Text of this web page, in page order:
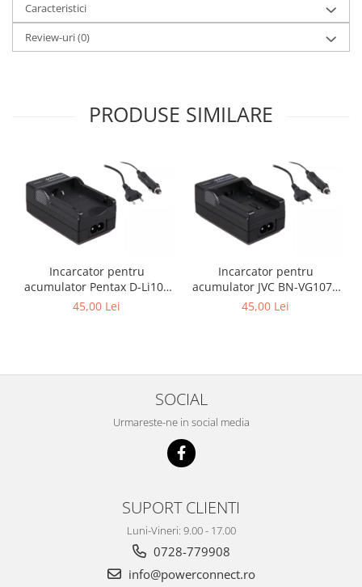
Caracteristici
Review-uri(0)
PRODUSE SIMILARE
Incarcator pentru
acumulator Pentax D-Li109
Patona
45,00 Lei
Incarcator pentru
acumulator JVC BN-VG107e
Patona
45,00 Lei
SOCIAL
Urmareste-ne in social media
SUPORT CLIENTI
Luni-Vineri: 9.00 - 17.00
0728-779908
info@powerconnect.ro